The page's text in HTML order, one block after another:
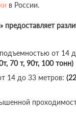
в России.
предоставляет
от 14
70 т, 90т, 100 тонн)
14 до 33 метров: